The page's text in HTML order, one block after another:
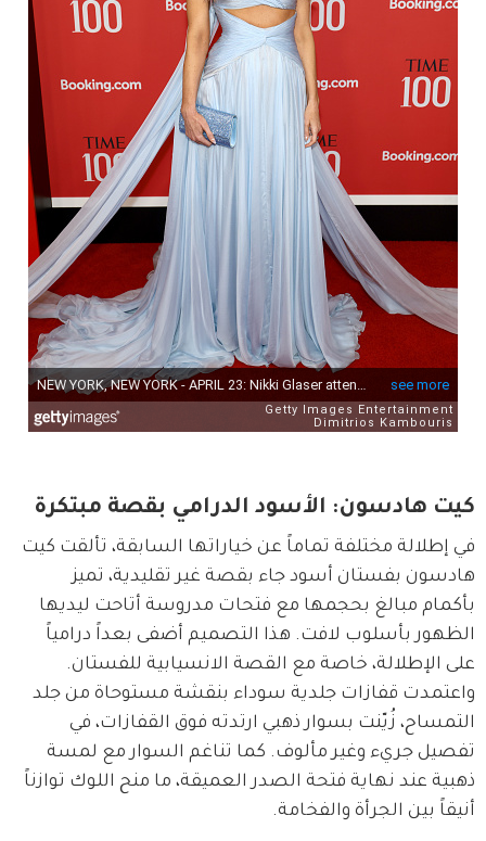
كيت هادسون: الأسود الدرامي بقصة مبتكرة
في إطلالة مختلفة تماماً عن خياراتها السابقة، تألقت كيت
هادسون بفستان أسود جاء بقصة غير تقليدية، تميز
بأكمام مبالغ بحجمها مع فتحات مدروسة أتاحت ليديها
الظهور بأسلوب لافت. هذا التصميم أضفى بعداً درامياً
على الإطلالة، خاصة مع القصة الانسيابية للفستان.
واعتمدت قفازات جلدية سوداء بنقشة مستوحاة من جلد
التمساح، زُيّنت بسوار ذهبي ارتدته فوق القفازات، في
تفصيل جريء وغير مألوف. كما تناغم السوار مع لمسة
ذهبية عند نهاية فتحة الصدر العميقة، ما منح اللوك توازناً
أنيقاً بين الجرأة والفخامة.